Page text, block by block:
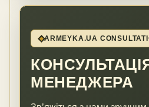
ARMEYKA.UA
МЕНЕДЖЕРА